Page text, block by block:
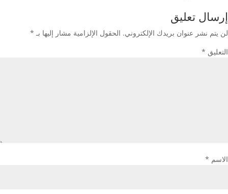
إرسال تعليق
لن يتم نشر عنوان بريدك الإلكتروني. الحقول الإلزامية مشار إليها بـ *
التعليق *
الاسم *